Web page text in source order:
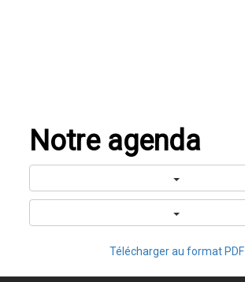
Notre agenda
Télécharger au format PDF